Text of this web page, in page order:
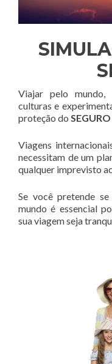
Viajar pelo mundo,
culturas e
proteção do
Viagens
necessitam de um
qualquer imprevisto
Se você pretende
mundo é essencial
sua viagem seja